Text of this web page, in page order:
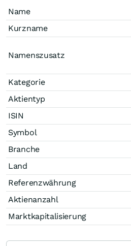
Name
Kurzname
Namenszusatz
Kategorie
Aktientyp
ISIN
Symbol
Branche
Land
Referenzwährung
Aktienanzahl
Marktkapitalisierung